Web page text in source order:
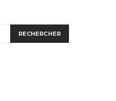
RECHERCHER